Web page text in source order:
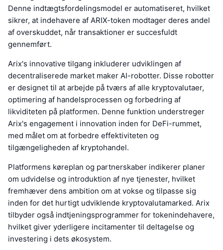
Denne indtægtsfordelingsmodel er automatiseret, hvilket
sikrer, at indehavere af ARIX-token modtager deres andel
af overskuddet, når transaktioner er succesfuldt
gennemført.
Arix's innovative tilgang inkluderer udviklingen af
decentraliserede market maker AI-robotter. Disse robotter
er designet til at arbejde på tværs af alle kryptovalutaer,
optimering af handelsprocessen og forbedring af
likviditeten på platformen. Denne funktion understreger
Arix's engagement i innovation inden for DeFi-rummet,
med målet om at forbedre effektiviteten og
tilgængeligheden af kryptohandel.
Platformens køreplan og partnerskaber indikerer planer
om udvidelse og introduktion af nye tjenester, hvilket
fremhæver dens ambition om at vokse og tilpasse sig
inden for det hurtigt udviklende kryptovalutamarked. Arix
tilbyder også indtjeningsprogrammer for tokenindehavere,
hvilket giver yderligere incitamenter til deltagelse og
investering i dets økosystem.